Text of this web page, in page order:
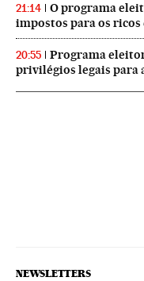
21:14
O programa
impostos para os
20:55
Programa
privilégios legais para
NEWSLETTERS